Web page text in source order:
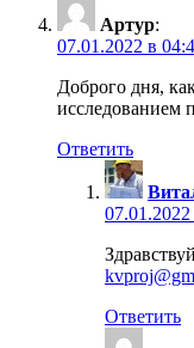
Артур:
07.01.2022 в
Доброго дня,
исследованием
Ответить
Ответить